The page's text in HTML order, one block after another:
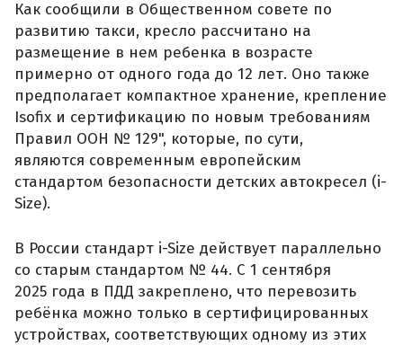
Как сообщили в Общественном совете по
развитию такси, кресло рассчитано на
размещение в нем ребенка в возрасте
примерно от одного года до 12 лет. Оно также
предполагает компактное хранение, крепление
Isofix и сертификацию по новым требованиям
Правил ООН № 129", которые, по сути,
являются современным европейским
стандартом безопасности детских автокресел (i-
Size).
В России стандарт i-Size действует параллельно
со старым стандартом № 44. С 1 сентября
2025 года в ПДД закреплено, что перевозить
ребёнка можно только в сертифицированных
устройствах, соответствующих одному из этих